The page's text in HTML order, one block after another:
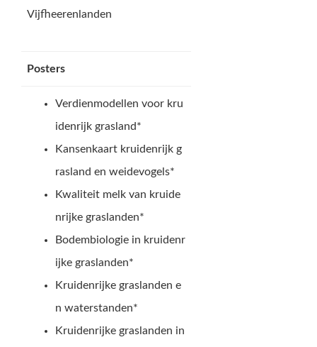
Vijfheerenlanden
Posters
Verdienmodellen voor kru
idenrijk grasland*
Kansenkaart kruidenrijk g
rasland en weidevogels*
Kwaliteit melk van kruide
nrijke graslanden*
Bodembiologie in kruidenr
ijke graslanden*
Kruidenrijke graslanden e
n waterstanden*
Kruidenrijke graslanden in